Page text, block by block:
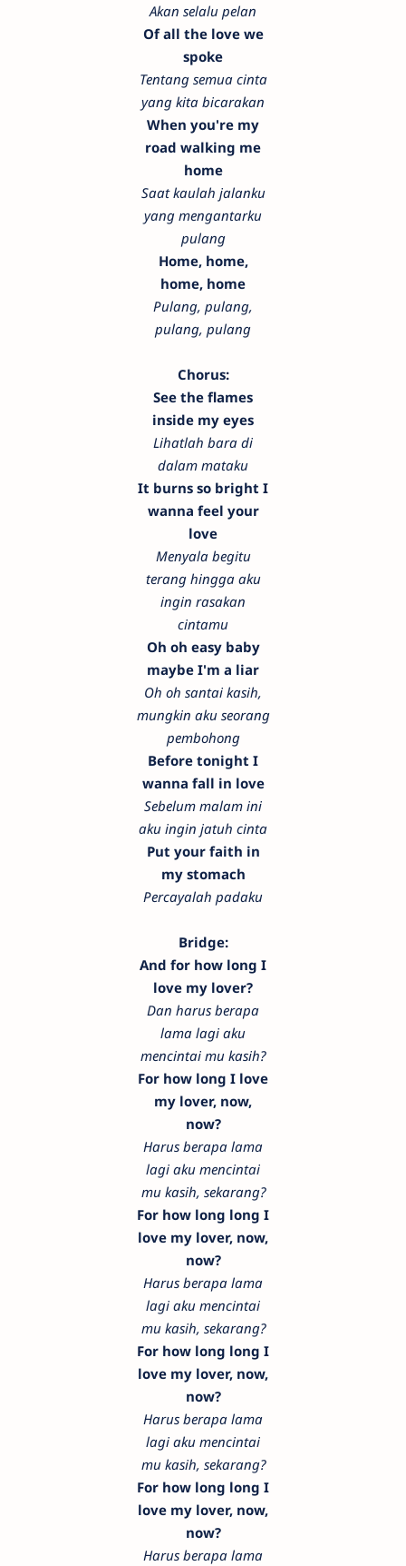
Akan selalu pelan
Of all the love we
spoke
Tentang semua cinta
yang kita bicarakan
When you're my
road walking me
home
Saat kaulah jalanku
yang mengantarku
pulang
Home, home,
home, home
Pulang, pulang,
pulang, pulang
Chorus:
See the flames
inside my eyes
Lihatlah bara di
dalam mataku
It burns so bright I
wanna feel your
love
Menyala begitu
terang hingga aku
ingin rasakan
cintamu
Oh oh easy baby
maybe I'm a liar
Oh oh santai kasih,
mungkin aku seorang
pembohong
Before tonight I
wanna fall in love
Sebelum malam ini
aku ingin jatuh cinta
Put your faith in
my stomach
Percayalah padaku
Bridge:
And for how long I
love my lover?
Dan harus berapa
lama lagi aku
mencintai mu kasih?
For how long I love
my lover, now,
now?
Harus berapa lama
lagi aku mencintai
mu kasih, sekarang?
For how long long I
love my lover, now,
now?
Harus berapa lama
lagi aku mencintai
mu kasih, sekarang?
For how long long I
love my lover, now,
now?
Harus berapa lama
lagi aku mencintai
mu kasih, sekarang?
For how long long I
love my lover, now,
now?
Harus berapa lama